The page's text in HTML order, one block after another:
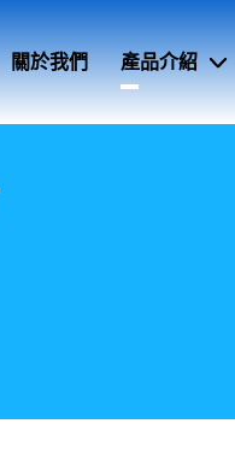
關於我們 產品介紹